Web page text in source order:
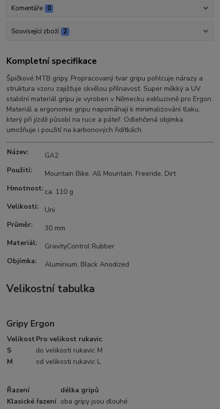
Komentáře 0
Související zboží 2
Kompletní specifikace
Špičkové MTB gripy. Propracovaný tvar gripu pohlcuje nárazy a
struktura vzoru zajišťuje skvělou přilnavost. Super měkký a UV
stabilní materiál gripu je vyroben v Německu exkluzivně pro Ergon.
Materiál a ergonomie gripu napomáhají k minimalizování tlaku,
který při jízdě působí na ruce a páteř. Odlehčená objímka
umožňuje i použití na karbonových řidítkách.
Název:
GA2
Použití:
Mountain Bike, All Mountain, Freeride, Dirt
Hmotnost: ca. 110 g
Velikosti:
Uni
Průměr:
30 mm
Materiál:
GravityControl Rubber
Objímka:
Aluminium, Black Anodized
Velikostní tabulka
Gripy Ergon
Velikost Pro velikost rukavic
S
do velikosti rukavic M
M
od velikosti rukavic L
Řazení
délka gripů
Klasické řazení oba gripy jsou dlouhé